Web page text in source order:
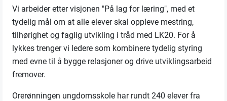
Vi arbeider etter visjonen "På lag for læring", med et
tydelig mål om at alle elever skal oppleve mestring,
tilhørighet og faglig utvikling i tråd med LK20. For å
lykkes trenger vi ledere som kombinere tydelig styring
med evne til å bygge relasjoner og drive utviklingsarbeid
fremover.
Orerønningen ungdomsskole har rundt 240 elever fra